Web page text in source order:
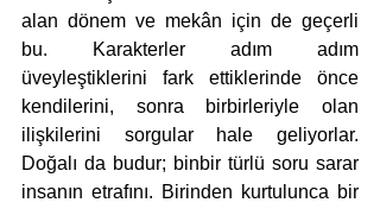
alan dönem ve mekân için de geçerli
bu. Karakterler adım adım
üveyleştiklerini fark ettiklerinde önce
kendilerini, sonra birbirleriyle olan
ilişkilerini sorgular hale geliyorlar.
Doğalı da budur; binbir türlü soru sarar
insanın etrafını. Birinden kurtulunca bir